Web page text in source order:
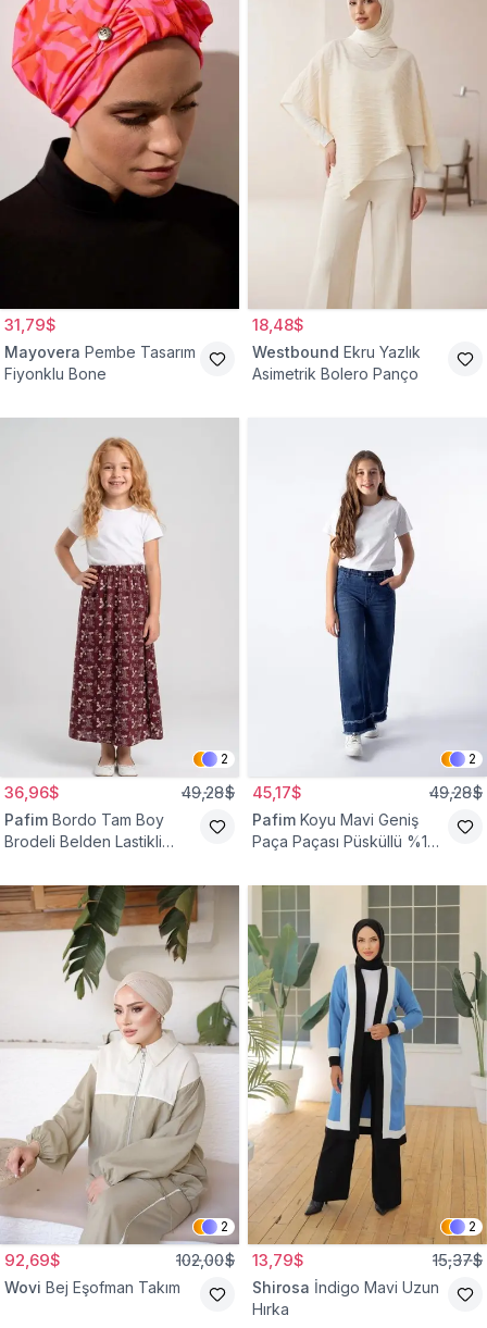
31,79$
Mayovera Pembe Tasarım
Fiyonklu Bone
18,48$
Westbound Ekru Yazlık
Asimetrik Bolero Panço
2
36,96$ 49,28$
Pafim Bordo Tam Boy
Brodeli Belden Lastikli
2
45,17$ 49,28$
Pafim Koyu Mavi Geniş
Paça Paçası Püsküllü %100
Pantolon
2
92,69$ 102,00$
Wovi Bej Eşofman Takım
2
13,79$ 15,37$
Shirosa İndigo Mavi Uzun
Hırka